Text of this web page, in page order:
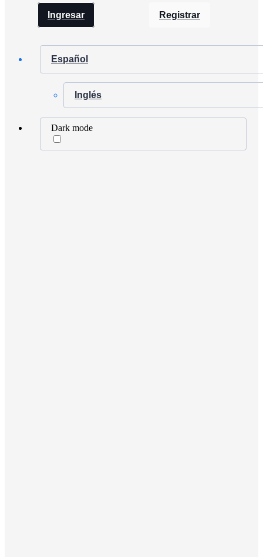
Ingresar Registrar
Español
Inglés
Dark mode